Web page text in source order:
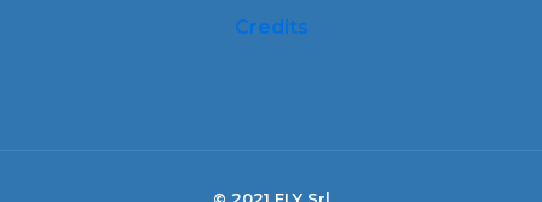
Credits